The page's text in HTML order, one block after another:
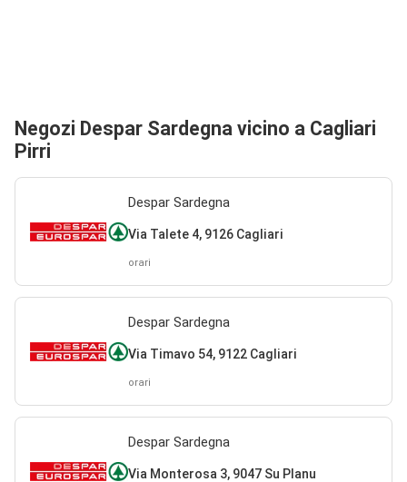
Negozi Despar Sardegna vicino a Cagliari
Pirri
Despar Sardegna
Via Talete 4, 9126 Cagliari
orari
Despar Sardegna
Via Timavo 54, 9122 Cagliari
orari
Despar Sardegna
Via Monterosa 3, 9047 Su Planu